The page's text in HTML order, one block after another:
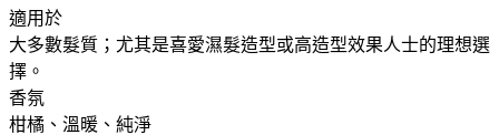
適用於 ​ ​
大多數髮質；尤其是喜愛濕髮造型或高造型效果人士的理想選
擇。
香氛 ​
柑橘、溫暖、純淨